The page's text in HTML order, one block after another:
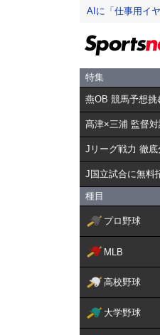
AIに「仕事用イ
特集
燕OB 競馬予想挑
髙津×三浦 監督
Jリーグ戦力 徹底
J国立試合に無料
種目
プロ野球
MLB
高校野球
大学野球